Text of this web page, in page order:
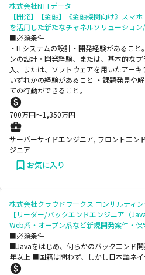
株式会社NTTデータ
【開発】【金融】《金融機関向け》スマ
を活用した新たなチャネルソリューショ
■必須条件
・ITシステムの設計・開発経験があるこ
ンの設計・開発経験、または、基本的な
入、または、ソフトウェアを用いたアー
いずれかの経験があること ・課題発見や
ての行動ができること。
700万円〜1,350万円
サーバーサイドエンジニア, フロントエン
ジニア
お気に入り
株式会社クラウドワークス コンサルティ
【リーダー/バックエンドエンジニア（
Web系・オープン系など新規開発案件・保
■必須条件
■Javaをはじめ、何らかのバックエンド
年以上 ■国籍は問わず、しかし日本語ネ